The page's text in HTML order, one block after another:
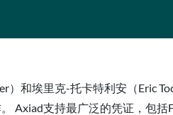
）和埃里克-托卡特利安（Eric
Axiad支持最广泛的凭证，包括